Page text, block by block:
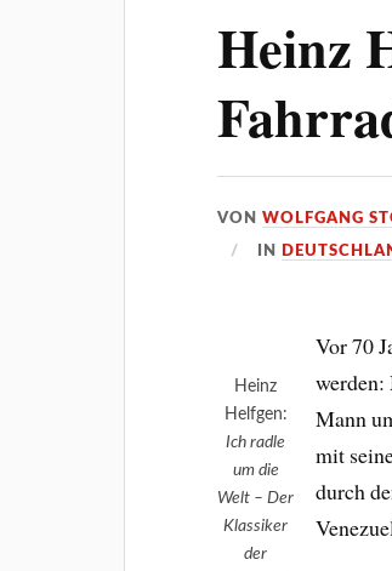
Heinz
VONWOLFGANG
IN
Heinz
Helfgen:
Ich radle
um die
Welt – Der
Klassiker
der
Vor 70
Mann
mit
durch